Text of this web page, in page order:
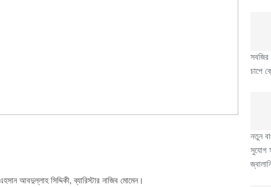
আবদুল্লাহ সিদ্দিকী, ব্যারিস্টার নাজিব মোমেন।
সবজির
চাপে
নতুন
সুযোগ